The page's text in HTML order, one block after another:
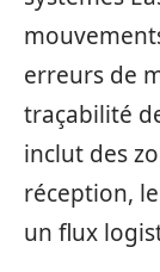
erreurs de
traçabilité
inclut des
réception,
un flux